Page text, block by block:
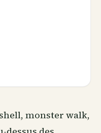
monster walk,